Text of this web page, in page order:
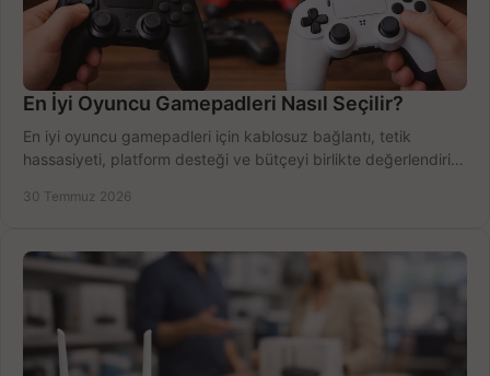
En İyi Oyuncu Gamepadleri Nasıl Seçilir?
En iyi oyuncu gamepadleri için kablosuz bağlantı, tetik
hassasiyeti, platform desteği ve bütçeyi birlikte değerlendirin;
30 Temmuz 2026